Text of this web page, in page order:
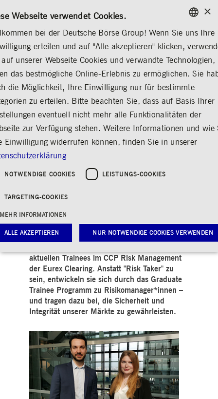
KONTAKT
Die subtile Kunst kein
Risiko einzugehen
Teilen Drucken
Menschen & Ideen bei der Deutsche Börse
Group
Erschienen am: 09.06.2022
Das bekannte Zitat von Facebook – jetzt Meta
– Gründer Mark Zuckerberg gilt allerdings
nicht für jeden. Zumindest nicht für Julia
aktuellen Trainees im CCP Risk Management
der Eurex Clearing. Anstatt "Risk Taker" zu
sein, entwickeln sie sich durch das Graduate
Trainee Programm zu Risikomanager*innen –
und tragen dazu bei, die Sicherheit und
Integrität unserer Märkte zu gewährleisten.
ENGLISH
ENGLISH
×
Webseite verwendet Cookies.
bei der Deutsche Börse Group! Wenn Sie uns Ihre
erteilen und auf "Alle akzeptieren" klicken,
unserer Webseite Cookies und verwandte Technologien,
das bestmögliche Online-Erlebnis zu ermöglichen. Sie
die Möglichkeit, Ihre Einwilligung nur für bestimmte
zu erteilen. Bitte beachten Sie, dass auf Basis Ihrer
eventuell nicht mehr alle Funktionalitäten der
zur Verfügung stehen. Weitere Informationen und wie
Einwilligung widerrufen können, finden Sie in unserer
NOTWENDIGE COOKIES LEISTUNGS-COOKIES
TARGETING-COOKIES
MEHR INFORMATIONEN
ALLE AKZEPTIEREN NUR NOTWENDIGE COOKIES VERWENDEN
Notwendige Cookies Leistungs-Cookies Targeting-Cookies
Cookies ermöglichen Kernfunktionen der Website wie Benutzeranmeldung und
Ohne diese notwendigen Cookies kann die Website nicht richtig genutzt werden.
Anbieter / Domain
Gültig
Beschreibung
www.deutsche-
boerse.com
Sitzung
Dieses Cookie wird vom
Application Gateway
zusätzlich zu
verwendet, um eine
Sitzung auch bei
ursprungsübergreifenden
Anfragen
aufrechtzuerhalten.